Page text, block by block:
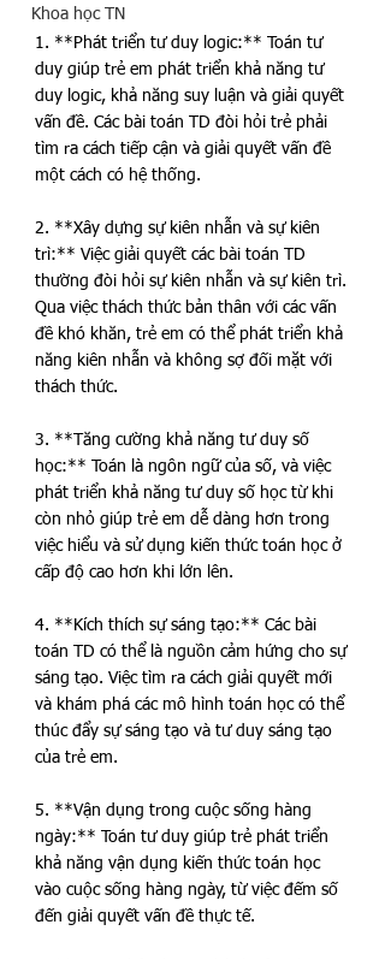
Khoa học TN
1. **Phát triển tư duy logic:** Toán tư
duy giúp trẻ em phát triển khả năng tư
duy logic, khả năng suy luận và giải quyết
vấn đề. Các bài toán TD đòi hỏi trẻ phải
tìm ra cách tiếp cận và giải quyết vấn đề
một cách có hệ thống.
2. **Xây dựng sự kiên nhẫn và sự kiên
trì:** Việc giải quyết các bài toán TD
thường đòi hỏi sự kiên nhẫn và sự kiên trì.
Qua việc thách thức bản thân với các vấn
đề khó khăn, trẻ em có thể phát triển khả
năng kiên nhẫn và không sợ đối mặt với
thách thức.
3. **Tăng cường khả năng tư duy số
học:** Toán là ngôn ngữ của số, và việc
phát triển khả năng tư duy số học từ khi
còn nhỏ giúp trẻ em dễ dàng hơn trong
việc hiểu và sử dụng kiến thức toán học ở
cấp độ cao hơn khi lớn lên.
4. **Kích thích sự sáng tạo:** Các bài
toán TD có thể là nguồn cảm hứng cho sự
sáng tạo. Việc tìm ra cách giải quyết mới
và khám phá các mô hình toán học có thể
thúc đẩy sự sáng tạo và tư duy sáng tạo
của trẻ em.
5. **Vận dụng trong cuộc sống hàng
ngày:** Toán tư duy giúp trẻ phát triển
khả năng vận dụng kiến thức toán học
vào cuộc sống hàng ngày, từ việc đếm số
đến giải quyết vấn đề thực tế.